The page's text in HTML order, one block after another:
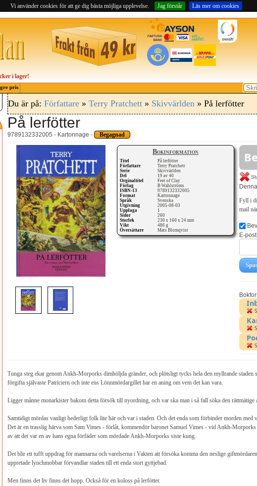
Vi använder cookies för att ge dig bästa möjliga upplevelse. Jag förstår Läs mer om cookies
i lager!
pris
Du är på: Författare» Terry Pratchett» Skivvärlden» På lerfötter
På lerfötter
9789132332005 - Kartonnage - Begagnad
Bokinformation
Titel
På lerfötter
Författare
Terry Pratchett
Serie
Skivvärlden
Del
19 av 40
Orginaltitel
Feet of Clay
Förlag
B Wahlströms
ISBN-13
9789132332005
Format
Kartonnage
Språk
Svenska
Utgivning
2005-08-03
Upplaga
1
Sidor
260
Storlek
230 x 160 x 24 mm
Vikt
486 g
Översättare
Mats Blomqvist
Fyll i
mail
E-post
Tunga steg ekar genom Ankh-Morporks dimhöljda gränder, och plötsligt tycks hela den myllrande staden
förgifta självaste Patriciern och inte ens Lönnmördargillet har en aning om vem det kan vara.
Ligger månne monarkister bakom detta försök till nyordning, och var ska man i så fall söka den rättmätige
Samtidigt mördas vanligt hederligt folk lite här och var i staden. Och det enda som förbinder morden med
Det är en trasslig härva som Sam Vimes - förlåt, kommendör baronet Samuel Vimes - vid Ankh-
av att det var en av hans egna förfäder som mördade Ankh-Morporks siste kung.
Det blir ett tufft uppdrag för mannarna och varelserna i Vakten att försöka komma den neslige
uppretade lynchmobbar förvandlar staden till ett enda stort gyttjebad.
Men finns det liv finns det hopp. Också för en koloss på lerfötter.